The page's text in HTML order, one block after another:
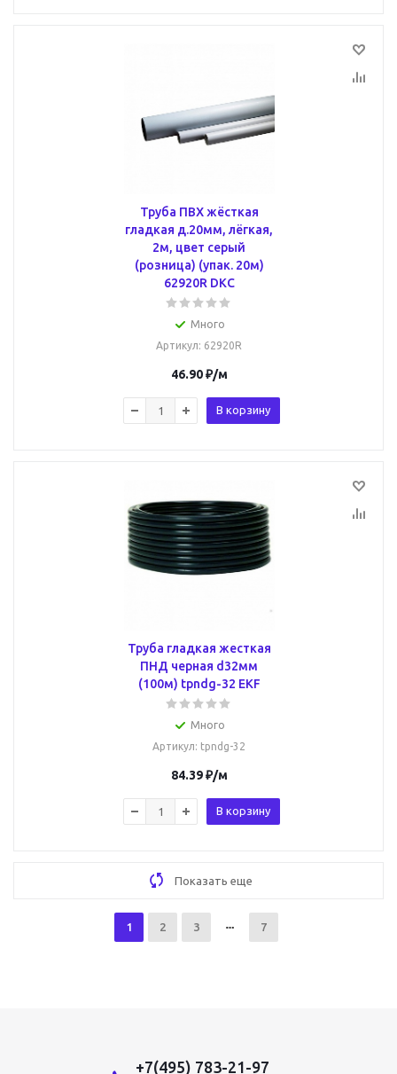
Труба ПВХ жёсткая
гладкая д.20мм, лёгкая,
2м, цвет серый
(розница) (упак. 20м)
62920R DKC
Много
Артикул: 62920R
46.90₽/м
В корзину
Труба гладкая жесткая
ПНД черная d32мм
(100м) tpndg-32 EKF
Много
Артикул: tpndg-32
84.39₽/м
В корзину
Показать еще
1 2 3 7
+7(495) 783-21-97